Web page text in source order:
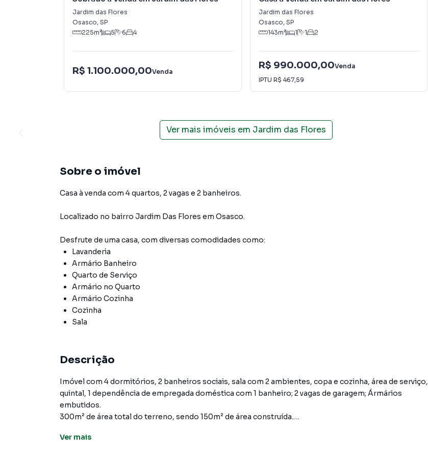
Jardim das Flores
Osasco, SP
225m² 5 6 4
R$ 1.100.000,00Venda
Jardim das Flores
Osasco, SP
143m² 1 1 2
R$ 990.000,00Venda
IPTU R$ 467,59
Ver mais imóveis em Jardim das Flores
Sobre o imóvel
Casa à venda com 4 quartos, 2 vagas e 2 banheiros.
Localizado no bairro Jardim Das Flores em Osasco.
Desfrute de uma casa, com diversas comodidades como:
Lavanderia
Armário Banheiro
Quarto de Serviço
Armário no Quarto
Armário Cozinha
Cozinha
Sala
Descrição
Imóvel com 4 dormitórios, 2 banheiros sociais, sala com 2 ambientes, copa e cozinha, área de serviço,
quintal, 1 dependência de empregada doméstica com 1 banheiro; 2 vagas de garagem; Ármários
embutidos.
300m² de área total do terreno, sendo 150m² de área construída.
O Jardim das Flores é um encantador bairro de classe média, estrategicamente localizado próximo ao
Ver mais